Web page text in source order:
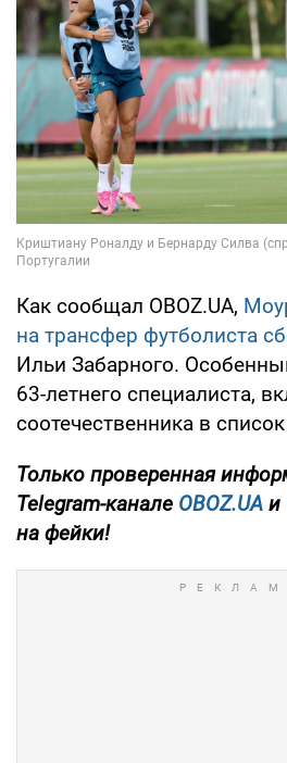
Как сообщал OBOZ.UA,
на трансфер футболиста
Ильи Забарного.
63-летнего специалиста,
соотечественника в
Только проверенная
Telegram-канале OBOZ.UA и
на фейки!